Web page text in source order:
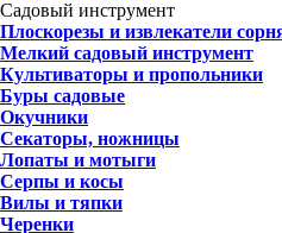
Садовый инструмент
Плоскорезы и извлекатели
Мелкий садовый инструмент
Культиваторы и пропольники
Буры садовые
Окучники
Секаторы, ножницы
Лопаты и мотыги
Серпы и косы
Вилы и тяпки
Черенки